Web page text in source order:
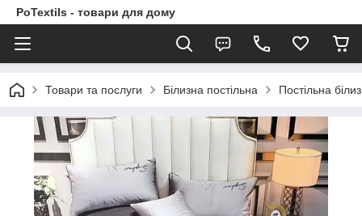
PoTextils - товари для дому
Товари та послуги Білизна постільна Постільна